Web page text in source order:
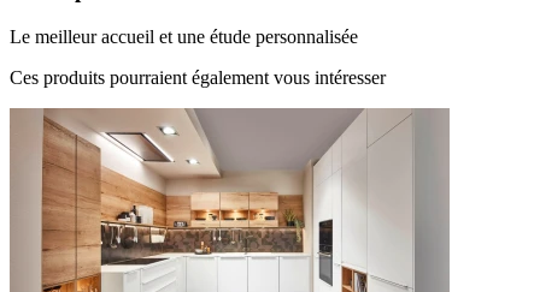
Le meilleur accueil et une étude personnalisée
Ces produits pourraient également vous intéresser